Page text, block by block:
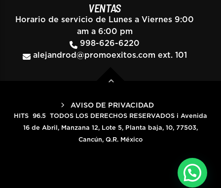
VENTAS
Horario de servicio de Lunes a Viernes 9:00
am a 6:00 pm
998-626-6220
alejandrod@promoexitos.com ext. 101
AVISO DE PRIVACIDAD
HITS 96.5 TODOS LOS DERECHOS RESERVADOS i Avenida
16 de Abril, Manzana 12, Lote 5, Planta baja, 10, 77503,
Cancún, Q.R. México